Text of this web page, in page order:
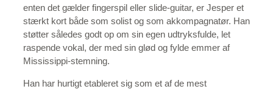
enten det gælder fingerspil eller slide-guitar, er Jesper et
stærkt kort både som solist og som akkompagnatør. Han
støtter således godt op om sin egen udtryksfulde, let
raspende vokal, der med sin glød og fylde emmer af
Mississippi-stemning.
Han har hurtigt etableret sig som et af de mest